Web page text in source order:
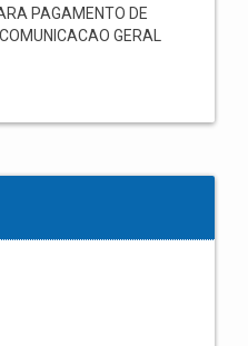
PAGAMENTO DE
GERAL